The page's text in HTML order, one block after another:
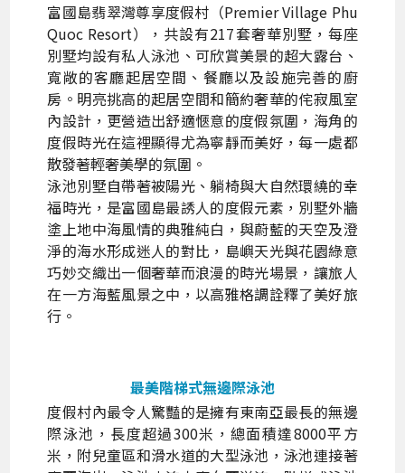
富國島翡翠灣尊享度假村（Premier Village Phu
Quoc Resort），共設有217套奢華別墅，每座
別墅均設有私人泳池、可欣賞美景的超大露台、
寬敞的客廳起居空間、餐廳以及設施完善的廚
房。明亮挑高的起居空間和簡約奢華的侘寂風室
內設計，更營造出舒適愜意的度假氛圍，海角的
度假時光在這裡顯得尤為寧靜而美好，每一處都
散發著輕奢美學的氛圍。
泳池別墅自帶著被陽光、躺椅與大自然環繞的幸
福時光，是富國島最誘人的度假元素，別墅外牆
塗上地中海風情的典雅純白，與蔚藍的天空及澄
淨的海水形成迷人的對比，島嶼天光與花園綠意
巧妙交織出一個奢華而浪漫的時光場景，讓旅人
在一方海藍風景之中，以高雅格調詮釋了美好旅
行。
最美階梯式無邊際泳池
度假村內最令人驚豔的是擁有東南亞最長的無邊
際泳池，長度超過300米，總面積達8000平方
米，附兒童區和滑水道的大型泳池，泳池連接著